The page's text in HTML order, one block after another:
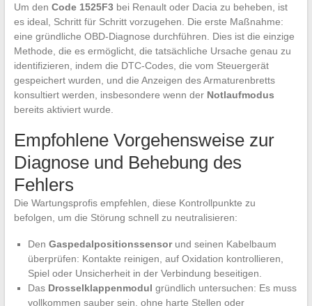
Um den Code 1525F3bei Renault oder Dacia zu beheben, ist
es ideal, Schritt für Schritt vorzugehen. Die erste Maßnahme:
eine gründliche OBD-Diagnose durchführen. Dies ist die einzige
Methode, die es ermöglicht, die tatsächliche Ursache genau zu
identifizieren, indem die DTC-Codes, die vom Steuergerät
gespeichert wurden, und die Anzeigen des Armaturenbretts
konsultiert werden, insbesondere wenn der Notlaufmodus
bereits aktiviert wurde.
Empfohlene Vorgehensweise zur
Diagnose und Behebung des
Fehlers
Die Wartungsprofis empfehlen, diese Kontrollpunkte zu
befolgen, um die Störung schnell zu neutralisieren:
Den Gaspedalpositionssensorund seinen Kabelbaum
überprüfen: Kontakte reinigen, auf Oxidation kontrollieren,
Spiel oder Unsicherheit in der Verbindung beseitigen.
Das Drosselklappenmodul gründlich untersuchen: Es muss
vollkommen sauber sein, ohne harte Stellen oder